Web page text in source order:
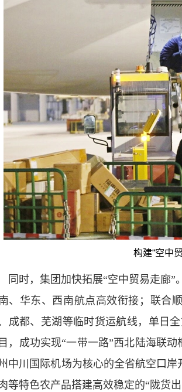
构建“空中
同时，集团加快拓展“空中贸易走廊”
、华东、西南航点高效衔接 ；联合
成都、芜湖等临时货运航线， 单日
，成功实现“一带一路”西北陆海联动
中川国际机场为核心的全省航空口
等特色农产品搭建高效稳定的“陇货